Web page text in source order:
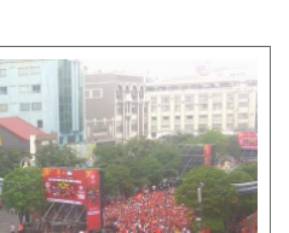
sàng vào sân cổ vũ cho
vẫn hồi hộp xem diễn biến
mưa nhé nhưng biển
Huệ mỗi lúc một dày